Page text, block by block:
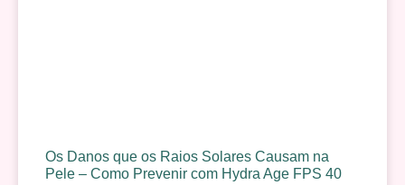
Os Danos que os Raios Solares Causam na
Pele – Como Prevenir com Hydra Age FPS 40